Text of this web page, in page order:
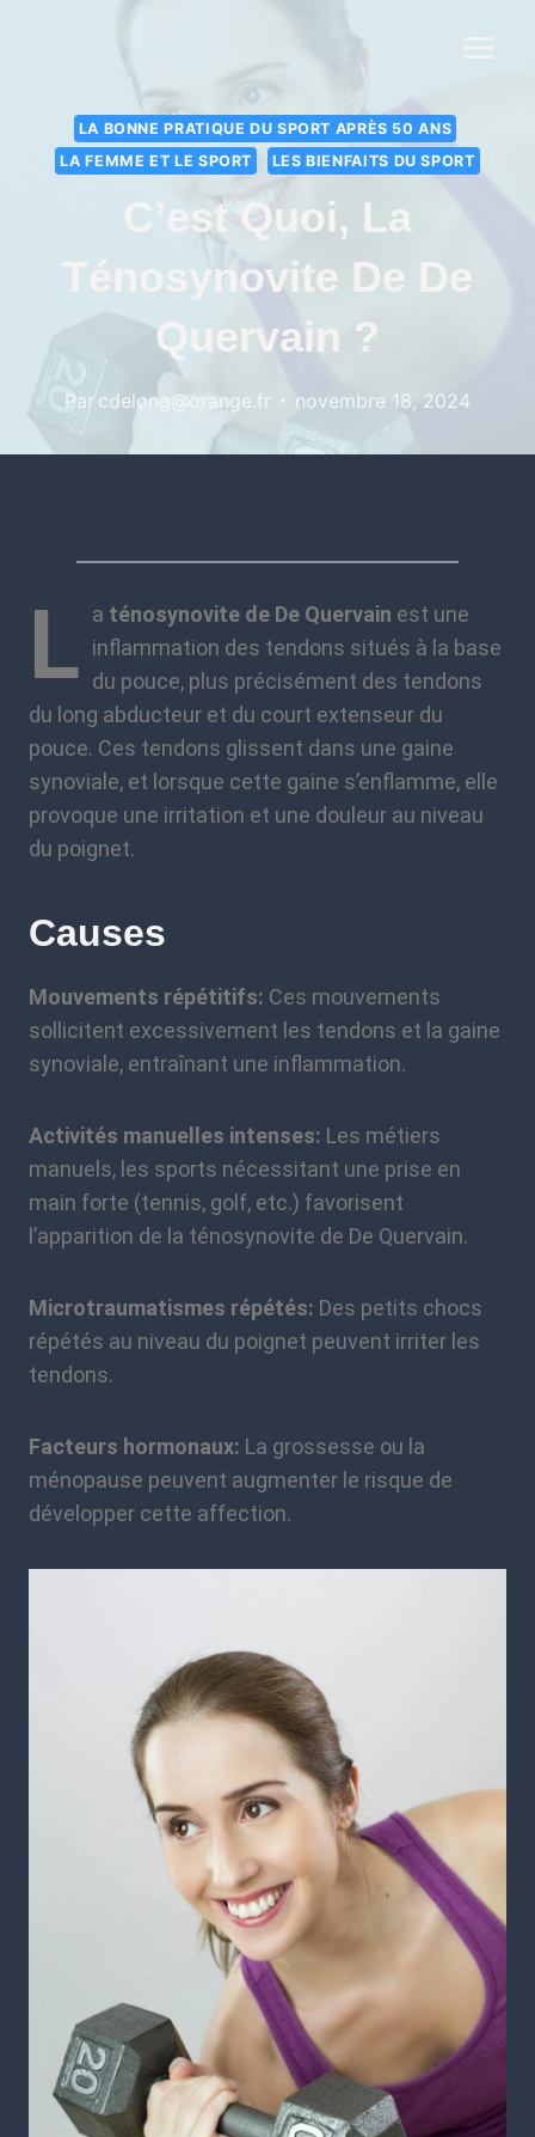
LA BONNE PRATIQUE DU SPORT APRÈS 50 ANS
LA FEMME ET LE SPORT
LES BIENFAITS DU SPORT
C’est Quoi, La
Ténosynovite De De
Quervain ?
Par cdelong@orange.fr novembre 18, 2024
L a ténosynovite de De Quervain est une
inflammation des tendons situés à la base
du pouce, plus précisément des tendons
du long abducteur et du court extenseur du
pouce. Ces tendons glissent dans une gaine
synoviale, et lorsque cette gaine s’enflamme, elle
provoque une irritation et une douleur au niveau
du poignet.
Causes
Mouvements répétitifs: Ces mouvements
sollicitent excessivement les tendons et la gaine
synoviale, entraînant une inflammation.
Activités manuelles intenses: Les métiers
manuels, les sports nécessitant une prise en
main forte (tennis, golf, etc.) favorisent
l’apparition de la ténosynovite de De Quervain.
Microtraumatismes répétés: Des petits chocs
répétés au niveau du poignet peuvent irriter les
tendons.
Facteurs hormonaux: La grossesse ou la
ménopause peuvent augmenter le risque de
développer cette affection.